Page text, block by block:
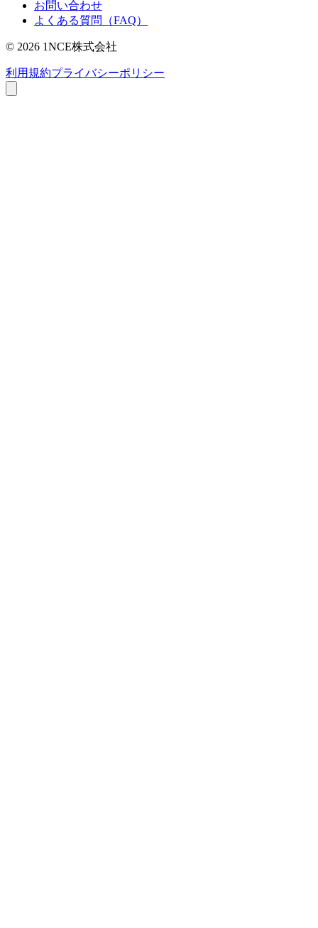
お問い合わせ
よくある質問（FAQ）
© 2026 1NCE株式会社
利用規約プライバシーポリシー